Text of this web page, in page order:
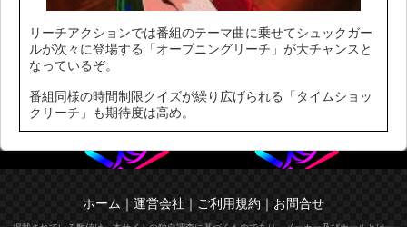
リーチアクションでは番組のテーマ曲に乗せてシュックガー
ルが次々に登場する「オープニングリーチ」が大チャンスと
なっているぞ。
番組同様の時間制限クイズが繰り広げられる「タイムショッ
クリーチ」も期待度は高め。
ホーム ｜ 運営会社 ｜ ご利用規約 ｜ お問合せ